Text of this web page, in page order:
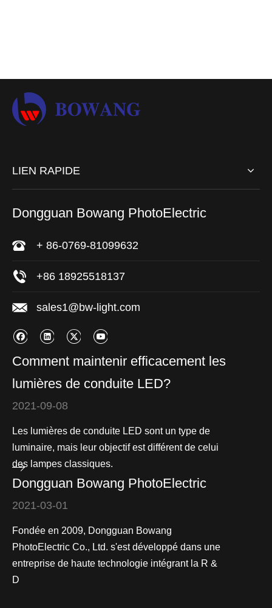
LIEN RAPIDE
Dongguan Bowang PhotoElectric
+ 86-0769-81099632
+86 18925518137
sales1@bw-light.com
Comment maintenir efficacement les
lumières de conduite LED?
2021-09-08
Les lumières de conduite LED sont un type de
luminaire, mais leur objectif est différent de celui
des lampes classiques.
Dongguan Bowang PhotoElectric
2021-03-01
Fondée en 2009, Dongguan Bowang
PhotoElectric Co., Ltd. s'est développé dans une
entreprise de haute technologie intégrant la R &
D